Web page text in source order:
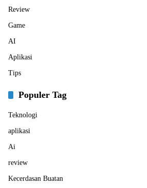
Review
Game
AI
Aplikasi
Tips
Populer Tag
Teknologi
aplikasi
Ai
review
Kecerdasan Buatan